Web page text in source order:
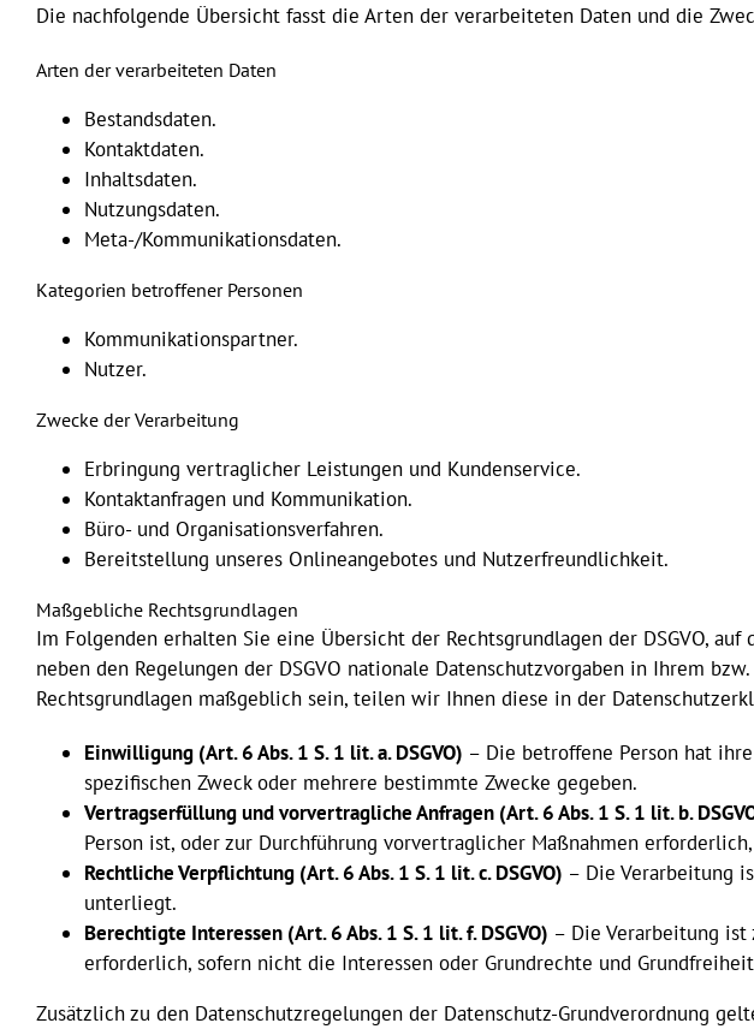
Die nachfolgende Übersicht fasst die Arten der verarbeiteten Daten und die
Arten der verarbeiteten Daten
Bestandsdaten.
Kontaktdaten.
Inhaltsdaten.
Nutzungsdaten.
Meta-/Kommunikationsdaten.
Kategorien betroffener Personen
Kommunikationspartner.
Nutzer.
Zwecke der Verarbeitung
Erbringung vertraglicher Leistungen und Kundenservice.
Kontaktanfragen und Kommunikation.
Büro- und Organisationsverfahren.
Bereitstellung unseres Onlineangebotes und Nutzerfreundlichkeit.
Maßgebliche Rechtsgrundlagen
Im Folgenden erhalten Sie eine Übersicht der Rechtsgrundlagen der DSGVO,
neben den Regelungen der DSGVO nationale Datenschutzvorgaben in Ihrem
Rechtsgrundlagen maßgeblich sein, teilen wir Ihnen diese in der
Einwilligung (Art. 6 Abs. 1 S. 1 lit. a. DSGVO) – Die betroffene Person hat
spezifischen Zweck oder mehrere bestimmte Zwecke gegeben.
Vertragserfüllung und vorvertragliche Anfragen (Art. 6 Abs. 1 S. 1 lit. b.
Person ist, oder zur Durchführung vorvertraglicher Maßnahmen
Rechtliche Verpflichtung (Art. 6 Abs. 1 S. 1 lit. c. DSGVO) – Die Verarbeitung
unterliegt.
Berechtigte Interessen (Art. 6 Abs. 1 S. 1 lit. f. DSGVO) – Die Verarbeitung
erforderlich, sofern nicht die Interessen oder Grundrechte und
Zusätzlich zu den Datenschutzregelungen der Datenschutz-Grundverordnung